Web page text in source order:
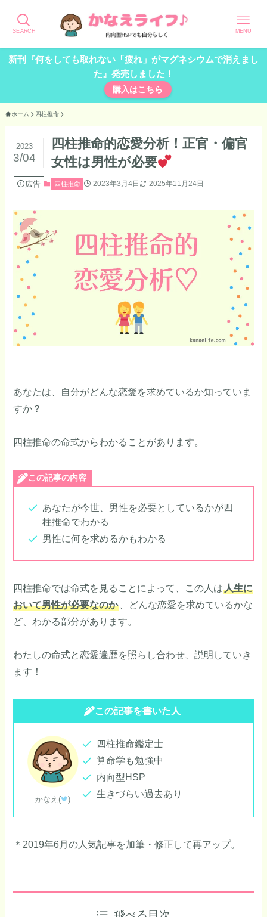
SEARCH MENU
新刊『何をしても取れない「疲れ」がマグネシウムで消えまし
た』発売しました！
購入はこちら
ホーム 四柱推命
四柱推命的恋愛分析！正官・偏官
女性は男性が必要
2023
3/04
広告 四柱推命 2023年3月4日 2025年11月24日
あなたは、自分がどんな恋愛を求めているか知っていま
すか？
四柱推命の命式からわかることがあります。
この記事の内容
あなたが今世、男性を必要としているかが四
柱推命でわかる
男性に何を求めるかもわかる
四柱推命では命式を見ることによって、この人は人生に
おいて男性が必要なのか
、どんな恋愛を求めているかな
ど、わかる部分があります。
わたしの命式と恋愛遍歴を照らし合わせ、説明していき
ます！
この記事を書いた人
かなえ( )
四柱推命鑑定士
算命学も勉強中
内向型HSP
生きづらい過去あり
＊2019年6月の人気記事を加筆・修正して再アップ。